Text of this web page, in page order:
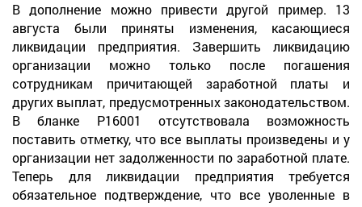
В дополнение можно привести другой пример. 13
августа были приняты изменения, касающиеся
ликвидации предприятия. Завершить ликвидацию
организации можно только после погашения
сотрудникам причитающей заработной платы и
других выплат, предусмотренных законодательством.
В бланке Р16001 отсутствовала возможность
поставить отметку, что все выплаты произведены и у
организации нет задолженности по заработной плате.
Теперь для ликвидации предприятия требуется
обязательное подтверждение, что все уволенные в